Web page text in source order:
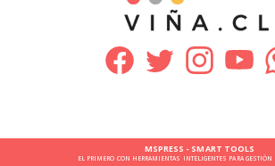
MSPRESS - SMART TOOLS
EL PRIMERO CON HERRAMIENTAS INTELIGENTES PARA